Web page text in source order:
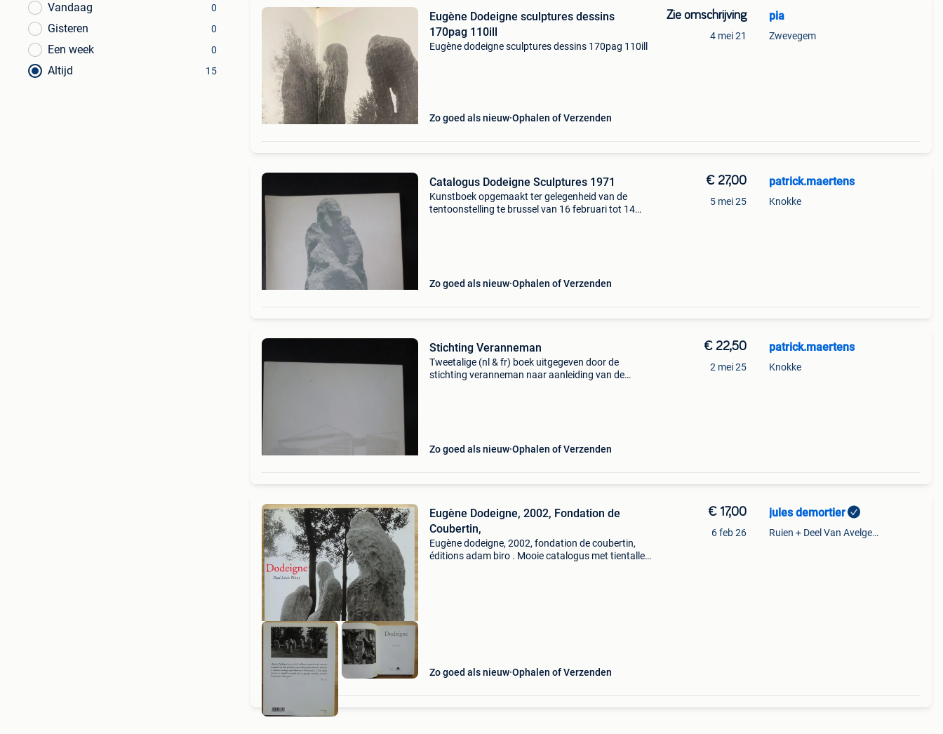
Vandaag
0
Gisteren 0
Een week 0
Altijd 15
Eugène Dodeigne sculptures dessins
170pag 110ill
Eugène dodeigne sculptures dessins 170pag 110ill
Zo goed als nieuw Ophalen of Verzenden
Zie omschrijving
4 mei 21
pia
Zwevegem
Catalogus Dodeigne Sculptures 1971
Kunstboek opgemaakt ter gelegenheid van de
tentoonstelling te brussel van 16 februari tot 14
Zo goed als nieuw Ophalen of Verzenden
€ 27,00
5 mei 25
patrick.maertens
Knokke
Stichting Veranneman
Tweetalige (nl & fr) boek uitgegeven door de
stichting veranneman naar aanleiding van de
Zo goed als nieuw Ophalen of Verzenden
€ 22,50
2 mei 25
patrick.maertens
Knokke
Eugène Dodeigne, 2002, Fondation de
Coubertin,
Eugène dodeigne, 2002, fondation de coubertin,
éditions adam biro . Mooie catalogus met tientallen
Zo goed als nieuw Ophalen of Verzenden
€ 17,00
6 feb 26
jules demortier
Ruien + Deel Van Avelgem En Waarmaarde